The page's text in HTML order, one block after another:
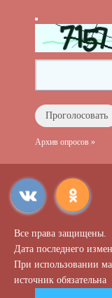
Архив опросов »
Все права защищены.
Дата последнего
При использовании
источник обязательна